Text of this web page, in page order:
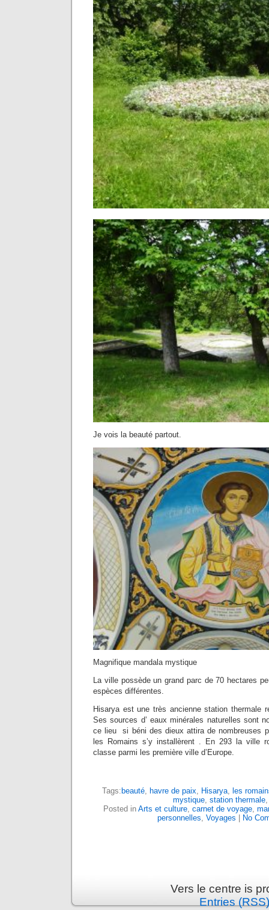
Je vois la beauté partout.
Magnifique mandala mystique
La ville possède un grand parc de 70 hectares
espèces différentes.
Hisarya est une très ancienne station thermale
Ses sources d’ eaux minérales naturelles sont
ce lieu si béni des dieux attira de nombreuses
les Romains s’y installèrent . En 293 la ville
classe parmi les première ville d’Europe.
Tags: beauté, havre de paix, Hisarya, les
mystique, station thermale
Posted in Arts et culture, carnet de voyage,
personnelles, Voyages No
Vers le centre is
Entries (RSS)